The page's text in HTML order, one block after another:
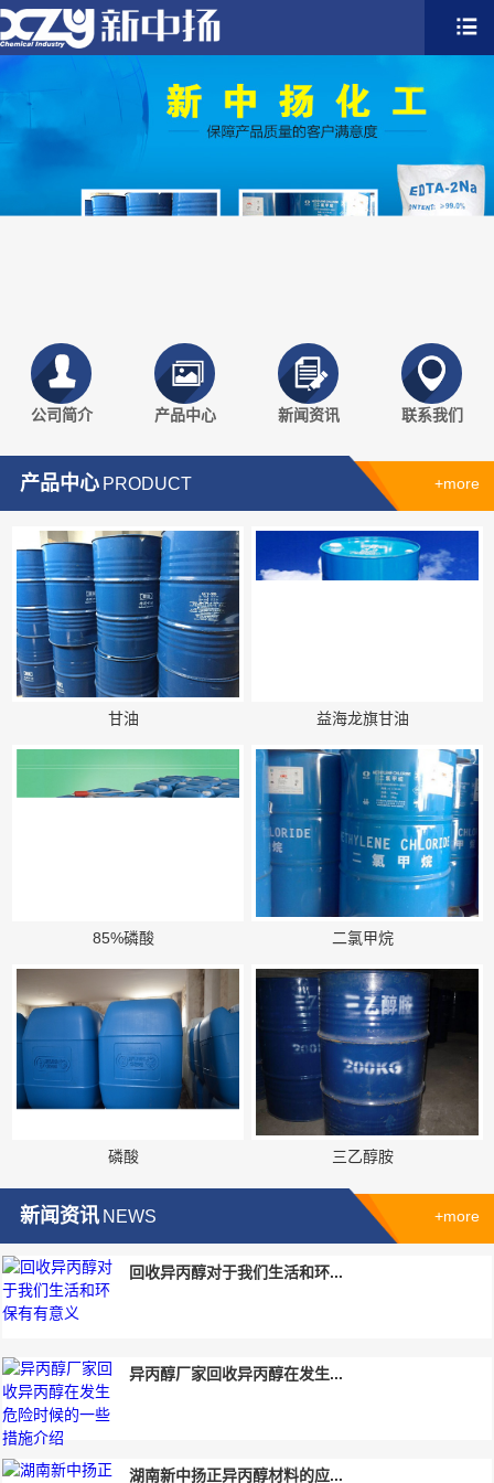
公司简介 产品中心 新闻资讯 联系我们
产品中心 PRODUCT +more
甘油 益海龙旗甘油
85%磷酸 二氯甲烷
磷酸 三乙醇胺
新闻资讯 NEWS +more
回收异丙醇对于我们生活和环...
异丙醇厂家回收异丙醇在发生...
湖南新中扬正异丙醇材料的应...